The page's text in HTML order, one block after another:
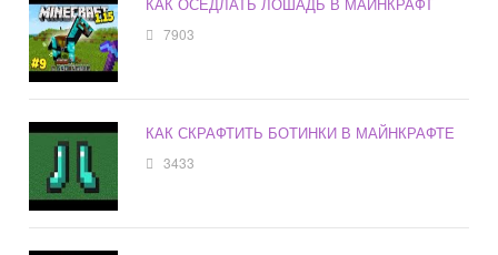
7903
КАК СКРАФТИТЬ БОТИНКИ В МАЙНКРАФТЕ
3433